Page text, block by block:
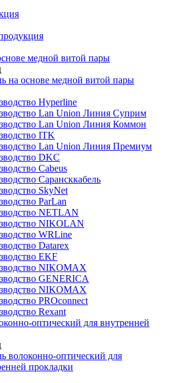
медной витой пары
на основе медной витой пары
Hyperline
Lan Union Линия Суприм
Lan Union Линия Коммон
ITK
Lan Union Линия Премиум
DKC
Cabeus
Сарансккабель
SkyNet
ParLan
NETLAN
NIKOLAN
WRLine
Datarex
EKF
NIKOMAX
GENERICA
NIKOMAX
PROconnect
Rexant
оптический для внутренней
волоконно-оптический для
прокладки